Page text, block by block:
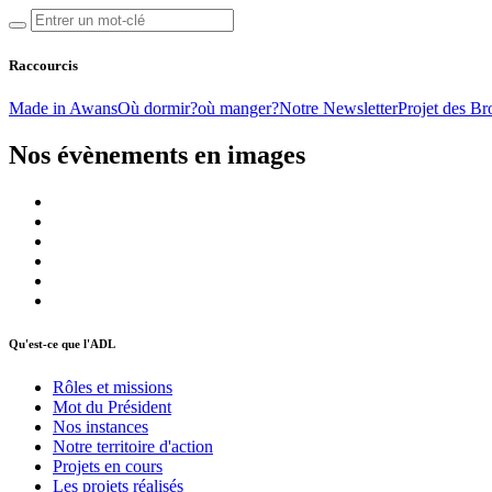
Raccourcis
Made in AwansOù dormir?où manger?Notre NewsletterProjet des
Nos évènements en images
Qu'est-ce que l'ADL
Rôles et missions
Mot du Président
Nos instances
Notre territoire d'action
Projets en cours
Les projets réalisés